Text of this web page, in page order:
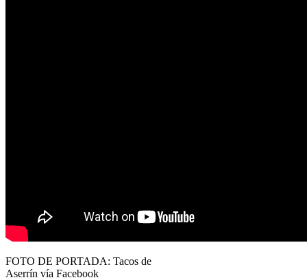
FOTO DE PORTADA: Tacos de
Aserrín vía Facebook